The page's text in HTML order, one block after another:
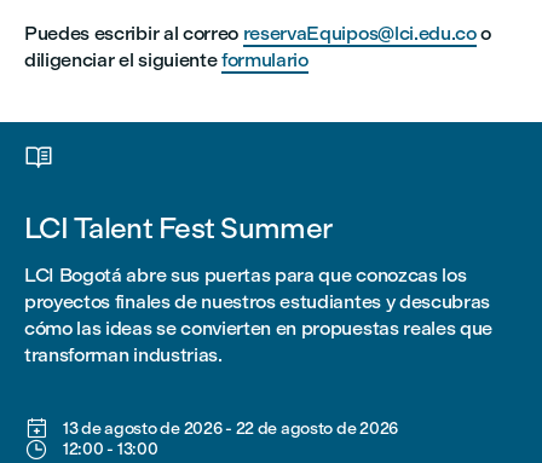
Puedes escribir al correo reservaEquipos@lci.edu.coo
diligenciar el siguienteformulario

LCI Talent Fest Summer
LCI Bogotá abre sus puertas para que conozcas los
proyectos finales de nuestros estudiantes y descubras
cómo las ideas se convierten en propuestas reales que
transforman industrias.
 13 de agosto de 2026- 22 de agosto de 2026
 12:00- 13:00